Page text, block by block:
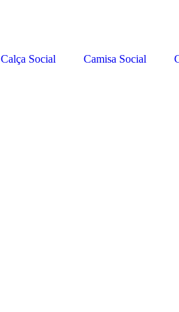
Calça Social Camisa Social